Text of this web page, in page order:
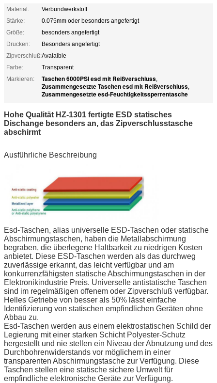
Material:
Verbundwerkstoff
Stärke:
0.075mm oder besonders angefertigt
Größe:
besonders angefertigt
Drucken:
Besonders angefertigt
Zipverschluß:Avalaible
Farbe:
Transparent
Markieren:
Taschen 6000PSI esd mit Reißverschluss,
Zusammengesetzte Taschen esd mit Reißverschluss,
Zusammengesetzte esd-Feuchtigkeitssperrentasche
Hohe Qualität HZ-1301 fertigte ESD statisches
Dischange besonders an, das Zipverschlusstasche
abschirmt
Ausführliche Beschreibung
Esd-Taschen, alias universelle ESD-Taschen oder statische
Abschirmungstaschen, haben die Metallabschirmung
begraben, die überlegene Haltbarkeit zu niedrigen Kosten
anbietet. Diese ESD-Taschen werden als das durchweg
zuverlässige erkannt, das leicht verfügbar und am
konkurrenzfähigsten statische Abschirmungstaschen in der
Elektronikindustrie Preis. Universelle antistatische Taschen
sind im regelmäßigen offenem oder Zipverschluß verfügbar.
Helles Getriebe von besser als 50% lässt einfache
Identifizierung von statischen empfindlichen Geräten ohne
Abbau zu.
Esd-Taschen werden aus einem elektrostatischen Schild der
Legierung mit einer starken Schicht Polyester-Schutz
hergestellt und nie stellen ein Niveau der Abnutzung und des
Durchbohrenwiderstands vor möglichem in einer
transparenten Abschirmungstasche zur Verfügung. Diese
Taschen stellen eine statische sichere Umwelt für
empfindliche elektronische Geräte zur Verfügung.